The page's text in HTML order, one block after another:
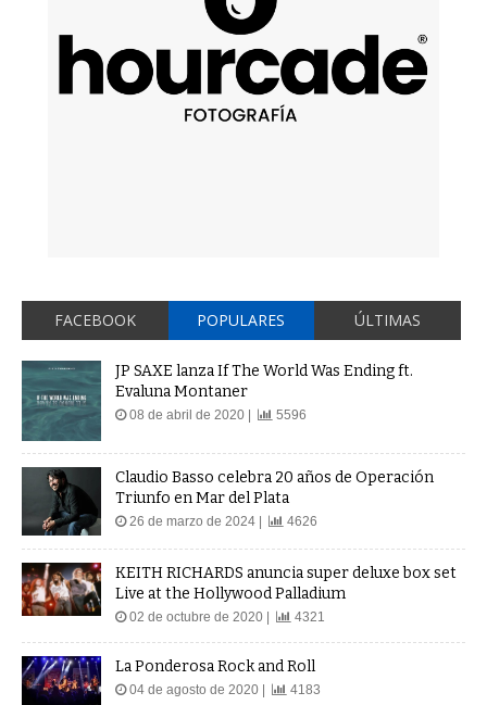
FACEBOOK POPULARES ÚLTIMAS
JP SAXE lanza If The World Was Ending ft.
Evaluna Montaner
08 de abril de 2020 | 5596
Claudio Basso celebra 20 años de Operación
Triunfo en Mar del Plata
26 de marzo de 2024 | 4626
KEITH RICHARDS anuncia super deluxe box set
Live at the Hollywood Palladium
02 de octubre de 2020 | 4321
La Ponderosa Rock and Roll
04 de agosto de 2020 | 4183